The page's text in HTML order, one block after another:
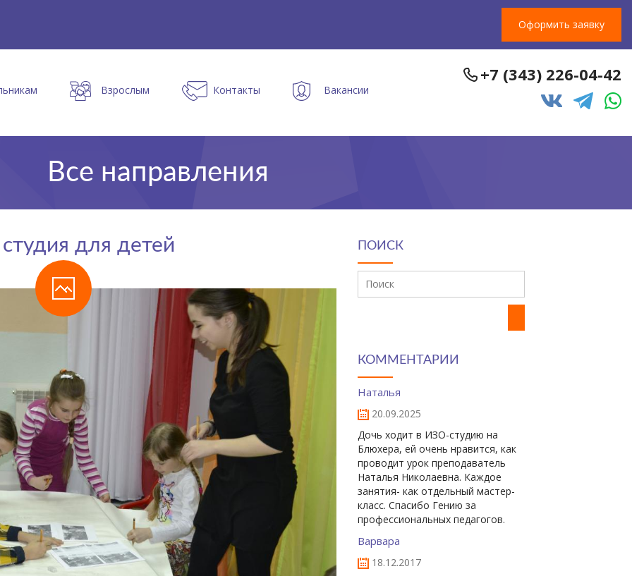
Оформить заявку
Взрослым Контакты Вакансии
+7 (343) 226-04-42
Все направления
для детей ПОИСК
КОММЕНТАРИИ
Наталья
20.09.2025
Дочь ходит в ИЗО-студию на
Блюхера, ей очень нравится, как
проводит урок преподаватель
Наталья Николаевна. Каждое
занятия- как отдельный мастер-
класс. Спасибо Гению за
профессиональных педагогов.
Варвара
18.12.2017